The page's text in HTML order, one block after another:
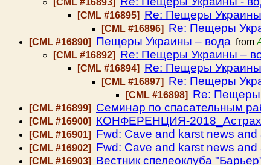
[CML #16893]
[CML #16895] Re: Пещеры
[CML #16896] Re: Пещеры
[CML #16890] Пещеры Украины – вода from
[CML #16892] Re: Пещеры Украины –
[CML #16894] Re: Пещеры
[CML #16897] Re: Пещеры
[CML #16898] Re: Пещеры
[CML #16899] Семинар по спасательным
[CML #16900] КОНФЕРЕНЦИЯ-
[CML #16901] Fwd: Cave and karst news
[CML #16902] Fwd: Cave and karst news
[CML #16903] Вестник спелеоклуба